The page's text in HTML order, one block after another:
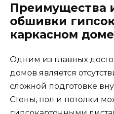
Преимущества
обшивки
каркасном доме
Одним из главных
домов является
сложной подготовке
Стены, пол и потолки